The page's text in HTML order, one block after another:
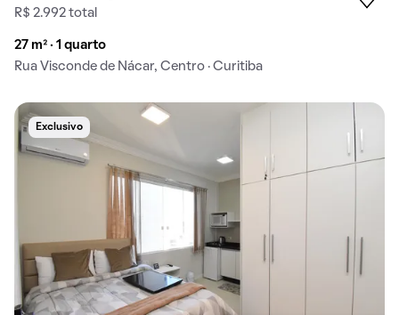
R$ 2.992 total
27 m² · 1 quarto
Rua Visconde de Nácar, Centro · Curitiba
Exclusivo